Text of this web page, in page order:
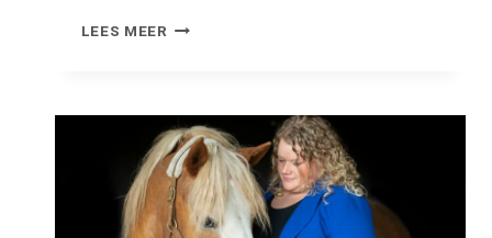
LEES MEER ERVARINGSVERHAAL:
ZO
GOED
BEGRIJPEN
NU”